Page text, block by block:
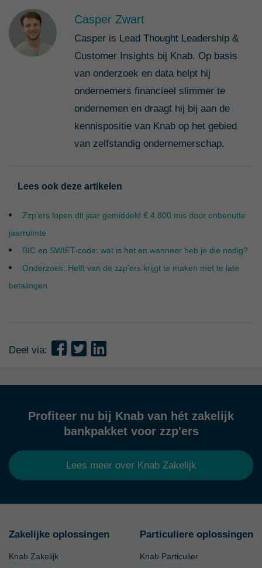
Casper Zwart
Casper is Lead Thought Leadership &
Customer Insights bij Knab. Op basis
van onderzoek en data helpt hij
ondernemers financieel slimmer te
ondernemen en draagt hij bij aan de
kennispositie van Knab op het gebied
van zelfstandig ondernemerschap.
Lees ook deze artikelen
Zzp’ers lopen dit jaar gemiddeld € 4.800 mis door onbenutte
jaarruimte
BIC en SWIFT-code: wat is het en wanneer heb je die nodig?
Onderzoek: Helft van de zzp’ers krijgt te maken met te late
betalingen
Deel via:
Profiteer nu bij Knab van hét zakelijk
bankpakket voor zzp'ers
Lees meer over Knab Zakelijk
Zakelijke oplossingen
Knab Zakelijk
Particuliere oplossingen
Knab Particulier